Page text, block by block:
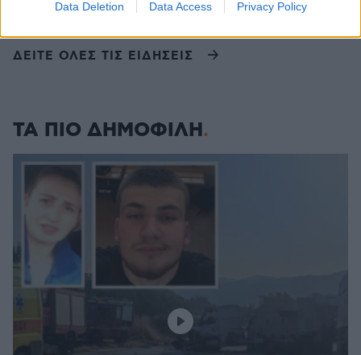
Data Deletion Data Access Privacy Policy
σπίτια σας», δείτε βίντεο
ΔΕΙΤΕ ΟΛΕΣ ΤΙΣ ΕΙΔΗΣΕΙΣ
ΤΑ ΠΙΟ ΔΗΜΟΦΙΛΗ